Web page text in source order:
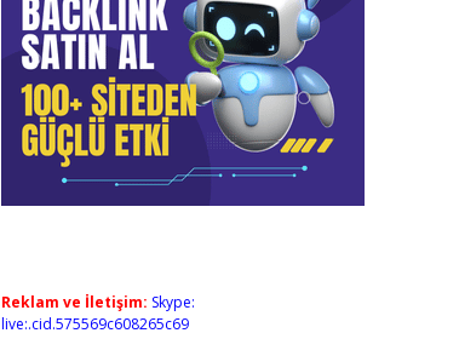
Reklam ve İletişim: Skype:
live:.cid.575569c608265c69